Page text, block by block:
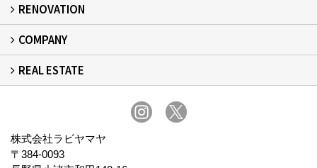
建築事例
現場レポート
完工事例
お客様の声
RENOVATION
リフォーム
COMPANY
事業所概要
スタッフ紹介
スタッフブログ
プライバシーポリシー
REAL ESTATE
株式会社ラビヤマヤ
〒384-0093